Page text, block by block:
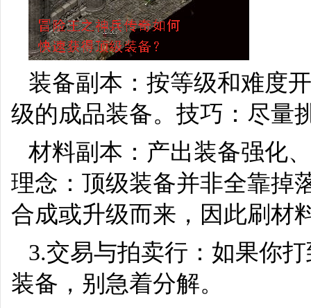
装备副本：按等级和难度
级的成品装备。技巧：尽量
材料副本：产出装备强化
理念：顶级装备并非全靠掉
合成或升级而来，因此刷材
3.交易与拍卖行：如果你
装备，别急着分解。